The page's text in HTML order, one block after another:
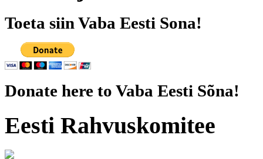
Toeta siin Vaba Eesti Sona!
Donate here to Vaba Eesti Sõna!
Eesti Rahvuskomitee